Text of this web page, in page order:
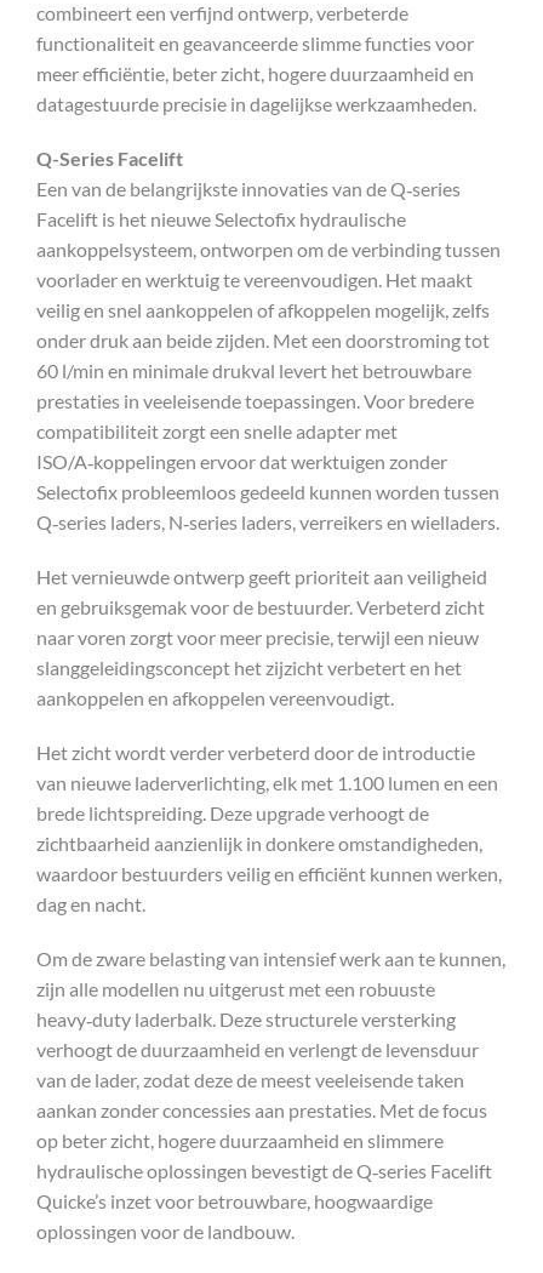
combineert een verfijnd ontwerp, verbeterde
functionaliteit en geavanceerde slimme functies voor
meer efficiëntie, beter zicht, hogere duurzaamheid en
datagestuurde precisie in dagelijkse werkzaamheden.
Q-Series Facelift
Een van de belangrijkste innovaties van de Q‑series
Facelift is het nieuwe Selectofix hydraulische
aankoppelsysteem, ontworpen om de verbinding tussen
voorlader en werktuig te vereenvoudigen. Het maakt
veilig en snel aankoppelen of afkoppelen mogelijk, zelfs
onder druk aan beide zijden. Met een doorstroming tot
60 l/min en minimale drukval levert het betrouwbare
prestaties in veeleisende toepassingen. Voor bredere
compatibiliteit zorgt een snelle adapter met
ISO/A‑koppelingen ervoor dat werktuigen zonder
Selectofix probleemloos gedeeld kunnen worden tussen
Q‑series laders, N‑series laders, verreikers en wielladers.
Het vernieuwde ontwerp geeft prioriteit aan veiligheid
en gebruiksgemak voor de bestuurder. Verbeterd zicht
naar voren zorgt voor meer precisie, terwijl een nieuw
slanggeleidingsconcept het zijzicht verbetert en het
aankoppelen en afkoppelen vereenvoudigt.
Het zicht wordt verder verbeterd door de introductie
van nieuwe laderverlichting, elk met 1.100 lumen en een
brede lichtspreiding. Deze upgrade verhoogt de
zichtbaarheid aanzienlijk in donkere omstandigheden,
waardoor bestuurders veilig en efficiënt kunnen werken,
dag en nacht.
Om de zware belasting van intensief werk aan te kunnen,
zijn alle modellen nu uitgerust met een robuuste
heavy‑duty laderbalk. Deze structurele versterking
verhoogt de duurzaamheid en verlengt de levensduur
van de lader, zodat deze de meest veeleisende taken
aankan zonder concessies aan prestaties. Met de focus
op beter zicht, hogere duurzaamheid en slimmere
hydraulische oplossingen bevestigt de Q‑series Facelift
Quicke’s inzet voor betrouwbare, hoogwaardige
oplossingen voor de landbouw.